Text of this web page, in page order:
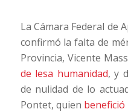
La Cámara Federal de
confirmó la falta de
Provincia, Vicente
de lesa humanidad, y
de nulidad de lo
Pontet, quien